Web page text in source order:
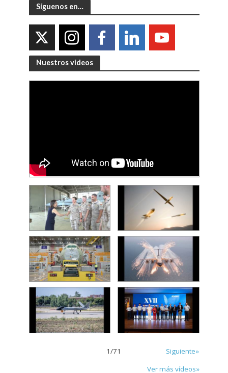
Síguenos en…
Nuestros videos
1/71
Siguiente»
Ver más vídeos»